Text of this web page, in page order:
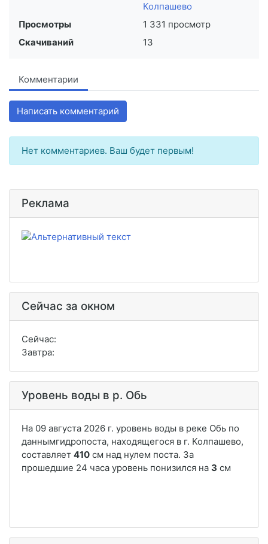
Колпашево
Просмотры
1 331 просмотр
Скачиваний
13
Комментарии
Написать комментарий
Нет комментариев. Ваш будет первым!
Реклама
Сейчас за окном
Сейчас:
Завтра:
Уровень воды в р. Обь